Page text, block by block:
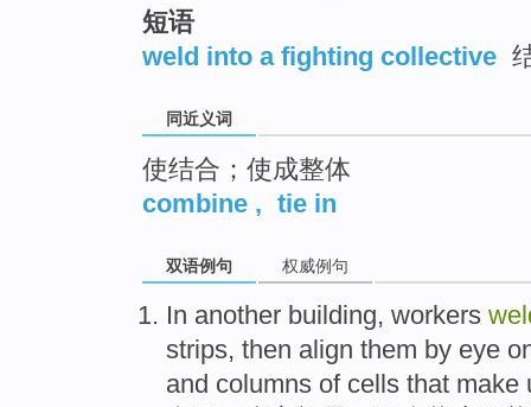
短语
weld into a fighting collective
同近义词
使结合；使成整体
combine , tie in
双语例句 权威例句
In another building, workers
strips, then align them by eye
and columns of cells that make